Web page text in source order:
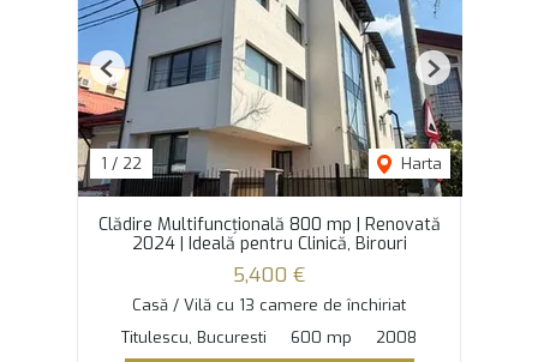
1 / 22 Harta
Previous Next
Clădire Multifuncțională 800 mp | Renovată
2024 | Ideală pentru Clinică, Birouri
5,400 €
Casă / Vilă cu 13 camere de închiriat
Titulescu, Bucuresti
600 mp 2008